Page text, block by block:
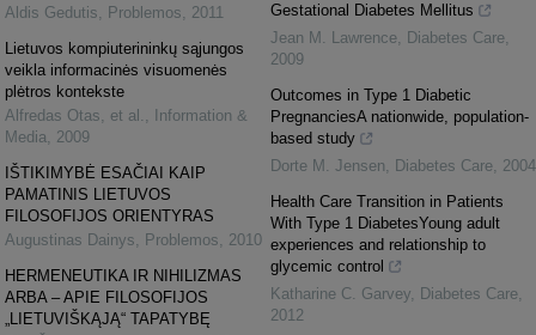
Aldis Gedutis, Problemos, 2011
Lietuvos kompiuterininkų sąjungos
veikla informacinės visuomenės
plėtros kontekste
Alfredas Otas, et al. ,
Information &
Media, 2009
IŠTIKIMYBĖ ESAČIAI KAIP
PAMATINIS LIETUVOS
FILOSOFIJOS ORIENTYRAS
Augustinas Dainys, Problemos, 2010
HERMENEUTIKA IR NIHILIZMAS
ARBA – APIE FILOSOFIJOS
„LIETUVIŠKĄJĄ“ TAPATYBĘ
Gestational Diabetes Mellitus
Jean M. Lawrence, Diabetes Care,
2009
Outcomes in Type 1 Diabetic
PregnanciesA nationwide, population-
based study
Dorte M. Jensen, Diabetes Care, 2004
Health Care Transition in Patients
With Type 1 DiabetesYoung adult
experiences and relationship to
glycemic control
Katharine C. Garvey, Diabetes Care,
2012